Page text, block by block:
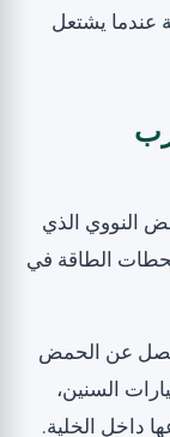
عندما يشتعل
النووي الذي
الطاقة في
عن الحمض
السنين،
داخل الخلية.